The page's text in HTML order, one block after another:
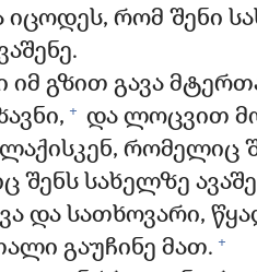
რომ შენი
იმ გზით გავა
+ და ლოცვით
რომელიც
შენს სახელზე
და სათხოვარი,
გაუჩინე მათ. +